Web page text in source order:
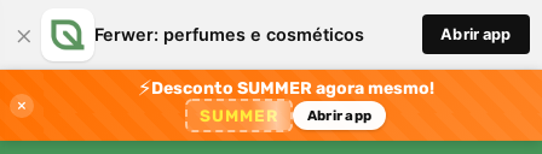
× Ferwer: perfumes e cosméticos Abrir app
×
⚡Desconto SUMMER agora mesmo!
SUMMER Abrir app